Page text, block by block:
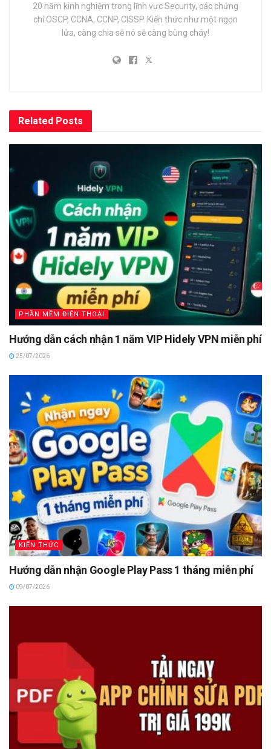
20 năm kinh nghiệm trong lĩnh vực Security, các chứng
chỉ:OSCP, CCNA, CCNP, CISSP. Kiến thức như một ngọn
lửa, càng chia sẽ nó sẽ càng bùng cháy!
Related Posts
PHẦN MỀM ĐIỆN THOẠI
Hướng dẫn cách nhận 1 năm VIP Hidely VPN miễn phí
25/07/2026
KIẾN THỨC
Hướng dẫn nhận Google Play Pass 1 tháng miễn phí
09/07/2026